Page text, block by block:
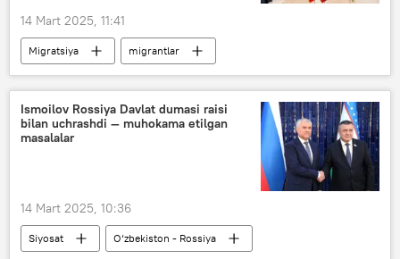
14 Mart 2025, 11:41
Migratsiya
migrantlar
Migratsiya agentligi
O‘zbekiston
Tatariston
hamkorlik
Ismoilov Rossiya Davlat dumasi raisi
bilan uchrashdi — muhokama etilgan
masalalar
14 Mart 2025, 10:36
Siyosat
O‘zbekiston - Rossiya